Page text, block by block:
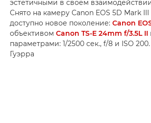
эстетичными в своем
Снято на камеру Canon EOS 5D Mark
доступно новое поколение: Canon
объективом Canon TS-E 24mm f/3.5L II
параметрами: 1/2500 сек., f/8 и ISO
Гуэрра